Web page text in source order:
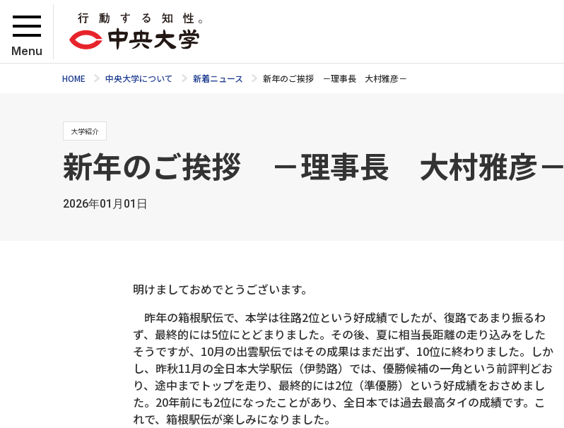
Menu
HOME 中央大学について 新着ニュース 新年のご挨拶 －理事長 大村雅彦－
大学紹介
新年のご挨拶 －理事長 大村雅彦－
2026年01月01日
明けましておめでとうございます。
昨年の箱根駅伝で、本学は往路2位という好成績でしたが、復路であまり振るわ
ず、最終的には5位にとどまりました。その後、夏に相当長距離の走り込みをした
そうですが、10月の出雲駅伝ではその成果はまだ出ず、10位に終わりました。しか
し、昨秋11月の全日本大学駅伝（伊勢路）では、優勝候補の一角という前評判どお
り、途中までトップを走り、最終的には2位（準優勝）という好成績をおさめまし
た。20年前にも2位になったことがあり、全日本では過去最高タイの成績です。こ
れで、箱根駅伝が楽しみになりました。